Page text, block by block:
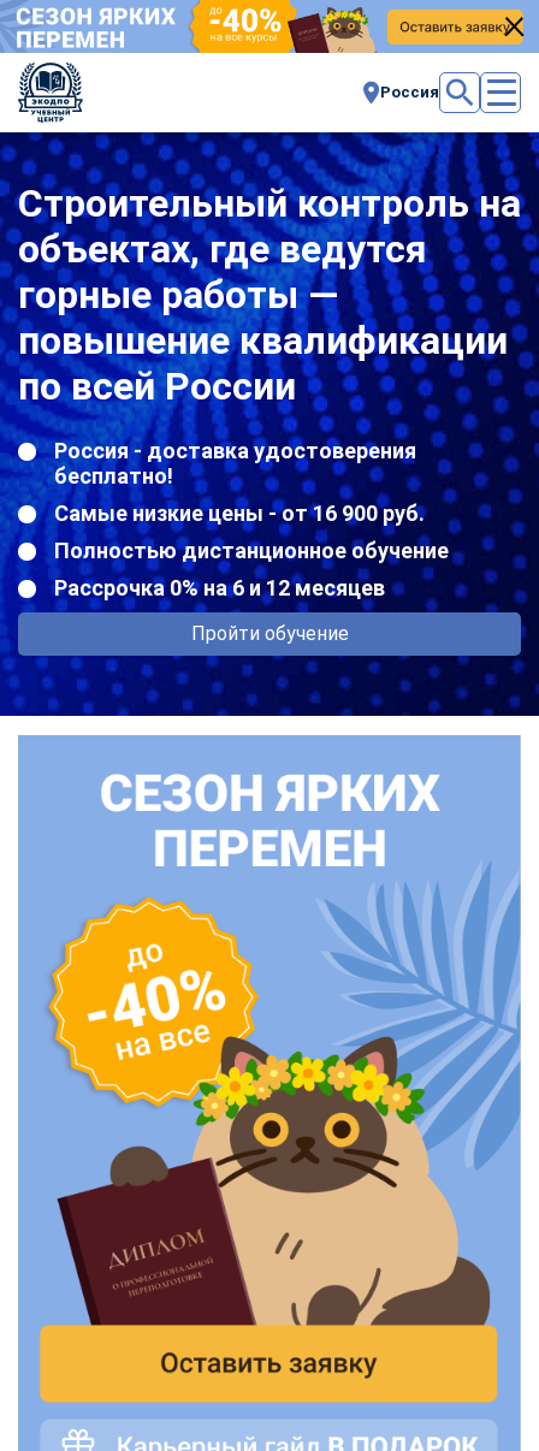
Россия
Строительный контроль на
объектах, где ведутся
горные работы —
повышение квалификации
по всей России
Россия - доставка удостоверения
бесплатно!
Самые низкие цены - от 16 900 руб.
Полностью дистанционное обучение
Рассрочка 0% на 6 и 12 месяцев
Пройти обучение